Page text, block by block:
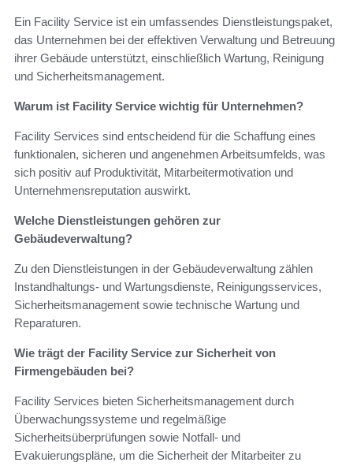
Ein Facility Service ist ein umfassendes Dienstleistungspaket,
das Unternehmen bei der effektiven Verwaltung und Betreuung
ihrer Gebäude unterstützt, einschließlich Wartung, Reinigung
und Sicherheitsmanagement.
Warum ist Facility Service wichtig für Unternehmen?
Facility Services sind entscheidend für die Schaffung eines
funktionalen, sicheren und angenehmen Arbeitsumfelds, was
sich positiv auf Produktivität, Mitarbeitermotivation und
Unternehmensreputation auswirkt.
Welche Dienstleistungen gehören zur
Gebäudeverwaltung?
Zu den Dienstleistungen in der Gebäudeverwaltung zählen
Instandhaltungs- und Wartungsdienste, Reinigungsservices,
Sicherheitsmanagement sowie technische Wartung und
Reparaturen.
Wie trägt der Facility Service zur Sicherheit von
Firmengebäuden bei?
Facility Services bieten Sicherheitsmanagement durch
Überwachungssysteme und regelmäßige
Sicherheitsüberprüfungen sowie Notfall- und
Evakuierungspläne, um die Sicherheit der Mitarbeiter zu